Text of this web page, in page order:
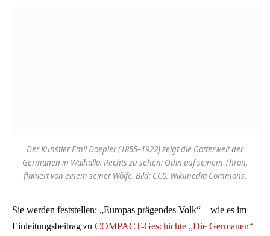
Der Künstler Emil Doepler (1855–1922) zeigt die Götterwelt der
Germanen in Walhalla. Rechts zu sehen: Odin auf seinem Thron,
flaniert von einem seiner Wölfe. Bild: CC0, Wikimedia Commons.
Sie werden feststellen: „Europas prägendes Volk“ – wie es im
Einleitungsbeitrag zu COMPACT-Geschichte „Die Germanen“